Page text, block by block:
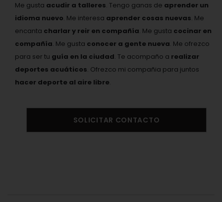
Me gusta acudir a talleres. Tengo ganas de aprender un
idioma nuevo. Me interesa aprender cosas nuevas. Me
encanta charlar y reir en compañía. Me gusta cocinar en
compañía. Me gusta conocer a gente nueva. Me ofrezco
para ser tu guía en la ciudad. Te acompaño a realizar
deportes acuáticos. Ofrezco mi compañia para juntos
hacer deporte al aire libre.
SOLICITAR CONTACTO